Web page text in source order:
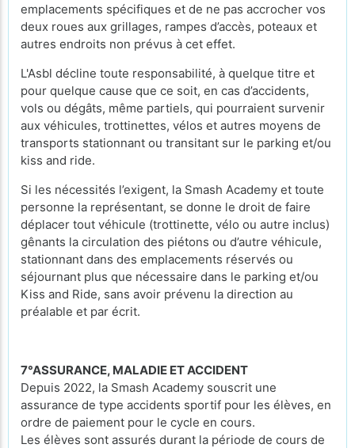
emplacements spécifiques et de ne pas accrocher vos
deux roues aux grillages, rampes d’accès, poteaux et
autres endroits non prévus à cet effet.
L'Asbl décline toute responsabilité, à quelque titre et
pour quelque cause que ce soit, en cas d’accidents,
vols ou dégâts, même partiels, qui pourraient survenir
aux véhicules, trottinettes, vélos et autres moyens de
transports stationnant ou transitant sur le parking et/ou
kiss and ride.
Si les nécessités l’exigent, la Smash Academy et toute
personne la représentant, se donne le droit de faire
déplacer tout véhicule (trottinette, vélo ou autre inclus)
gênants la circulation des piétons ou d’autre véhicule,
stationnant dans des emplacements réservés ou
séjournant plus que nécessaire dans le parking et/ou
Kiss and Ride, sans avoir prévenu la direction au
préalable et par écrit.
7°ASSURANCE, MALADIE ET ACCIDENT
Depuis 2022, la Smash Academy souscrit une
assurance de type accidents sportif pour les élèves, en
ordre de paiement pour le cycle en cours.
Les élèves sont assurés durant la période de cours de